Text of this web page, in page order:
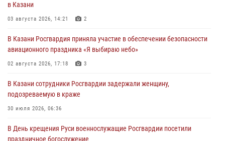
в Казани
03 августа 2026, 14:21 2
В Казани Росгвардия приняла участие в обеспечении безопасности
авиационного праздника «Я выбираю небо»
02 августа 2026, 17:18 3
В Казани сотрудники Росгвардии задержали женщину,
подозреваемую в краже
30 июля 2026, 06:36
В День крещения Руси военнослужащие Росгвардии посетили
праздничное богослужение